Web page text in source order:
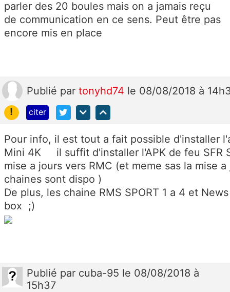
parler des 20 boules mais on a jamais reçu
de communication en ce sens. Peut être pas
encore mis en place
Publié par tonyhd74 le 08/08/2018 à
!
citer
Pour info, il est tout a fait possible d'installer
Mini 4K il suffit d'installer l'APK de feu SFR
mise a jours vers RMC (et meme sas la mise
chaines sont dispo )
De plus, les chaine RMS SPORT 1 a 4 et
box ;)
Publié par cuba-95 le 08/08/2018 à
15h37